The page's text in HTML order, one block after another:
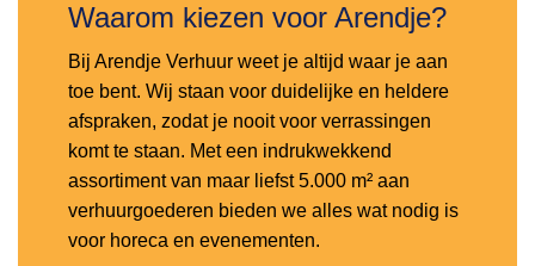
Waarom kiezen voor Arendje?
Bij Arendje Verhuur weet je altijd waar je aan
toe bent. Wij staan voor duidelijke en heldere
afspraken, zodat je nooit voor verrassingen
komt te staan. Met een indrukwekkend
assortiment van maar liefst 5.000 m² aan
verhuurgoederen bieden we alles wat nodig is
voor horeca en evenementen.